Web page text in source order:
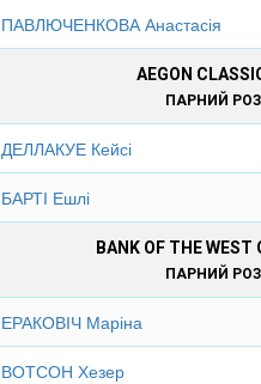
ПАВЛЮЧЕНКОВА Анастасія
AEGON
ПАРНИЙ
ДЕЛЛАКУЕ Кейсі
БАРТІ Ешлі
BANK OF THE
ПАРНИЙ
ЕРАКОВІЧ Маріна
ВОТСОН Хезер